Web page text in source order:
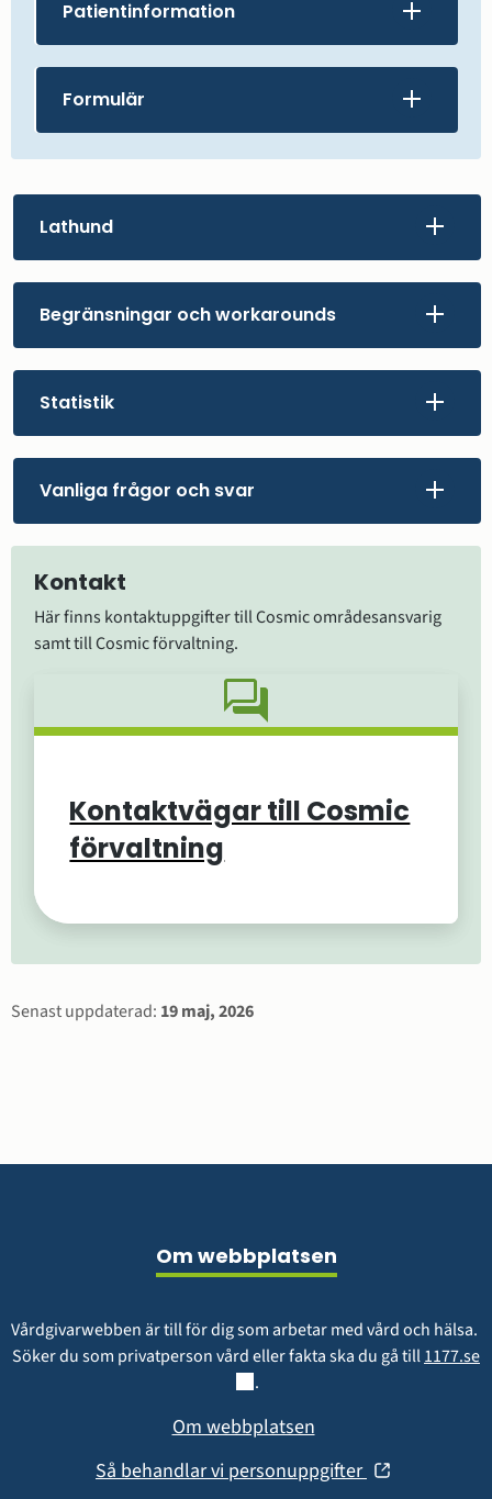
Patientinformation
Formulär
Lathund
Begränsningar och workarounds
Statistik
Vanliga frågor och svar
Kontakt
Här finns kontaktuppgifter till Cosmic områdesansvarig
samt till Cosmic förvaltning.
Kontaktvägar till Cosmic
förvaltning
Sidinformation
Senast uppdaterad: 19 maj, 2026
Om webbplatsen
Vårdgivarwebben är till för dig som arbetar med vård och hälsa.
Söker du som privatperson vård eller fakta ska du gå till 1177.se
.
Om webbplatsen
Så behandlar vi personuppgifter (öppnas